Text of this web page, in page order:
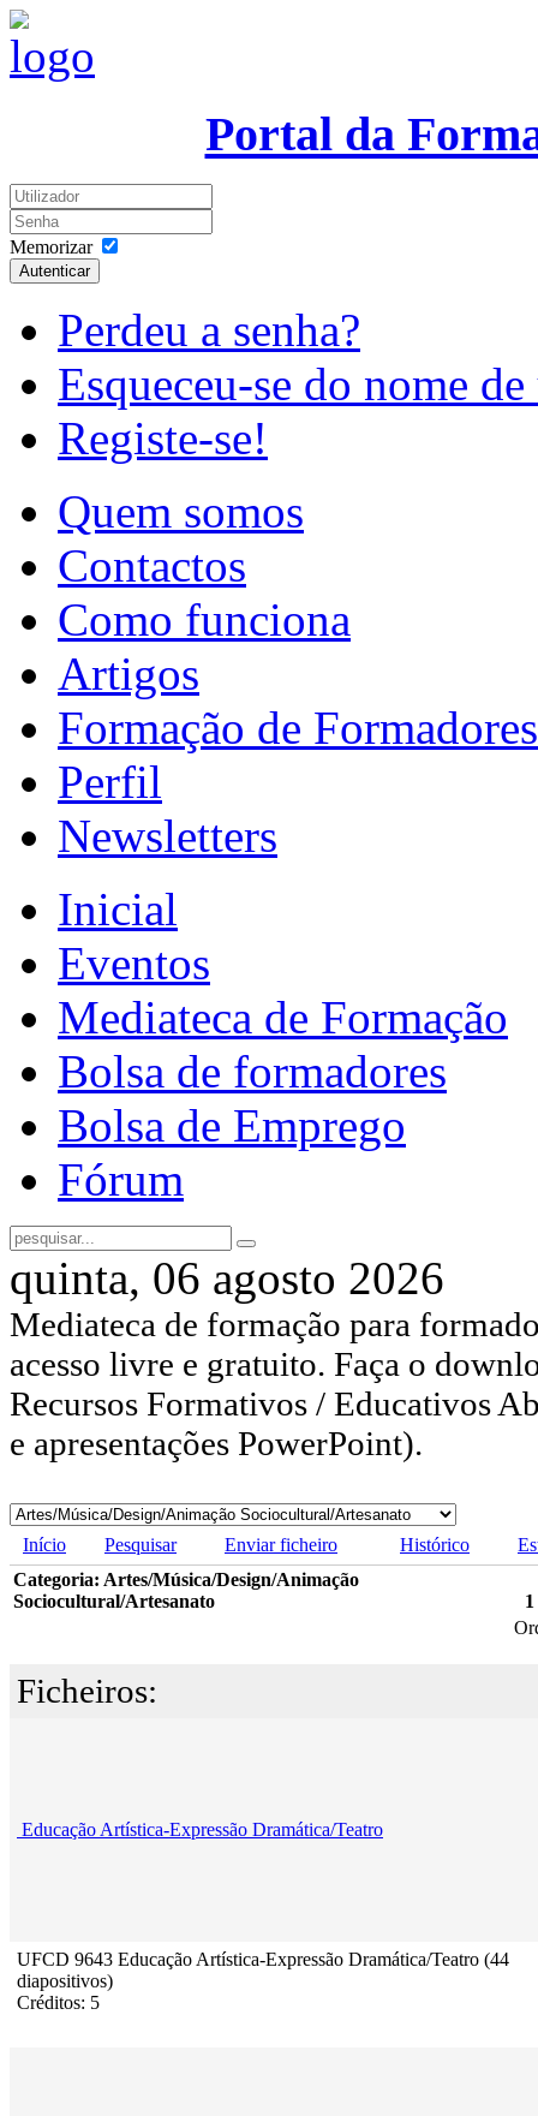
Portal da
Memorizar
Autenticar
Perdeu a senha?
Esqueceu-se do nome
Registe-se!
Quem somos
Contactos
Como funciona
Artigos
Formação de Formadores
Perfil
Newsletters
Inicial
Eventos
Mediateca de Formação
Bolsa de formadores
Bolsa de Emprego
Fórum
quinta, 06 agosto 2026
Mediateca de formação para
acesso livre e gratuito. Faça o
Recursos Formativos / Educativos
e apresentações PowerPoint).
Início Pesquisar Enviar ficheiro Histórico
Categoria: Artes/Música/Design/Animação
Sociocultural/Artesanato
1
Ficheiros:
Educação Artística-Expressão Dramática/Teatro
UFCD 9643 Educação Artística-Expressão Dramática/Teatro (44
diapositivos)
Créditos: 5